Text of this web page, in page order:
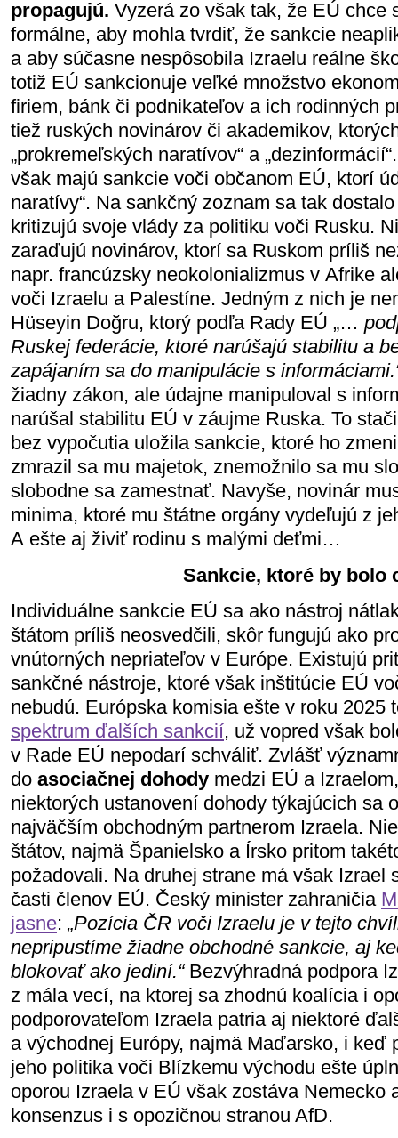
propagujú. Vyzerá zo však tak, že EÚ chce
formálne, aby mohla tvrdiť, že sankcie
a aby súčasne nespôsobila Izraelu reálne
totiž EÚ sankcionuje veľké množstvo
firiem, bánk či podnikateľov a ich rodinných
tiež ruských novinárov či akademikov,
„prokremeľských naratívov“ a
však majú sankcie voči občanom EÚ, ktorí
naratívy“. Na sankčný zoznam sa tak
kritizujú svoje vlády za politiku voči Rusku.
zaraďujú novinárov, ktorí sa Ruskom príliš
napr. francúzsky neokolonializmus v Afrike
voči Izraelu a Palestíne. Jedným z nich je
Hüseyin Doğru, ktorý podľa Rady EÚ „…
Ruskej federácie, ktoré narúšajú stabilitu a
zapájaním sa do manipulácie s
žiadny zákon, ale údajne manipuloval s
narúšal stabilitu EÚ v záujme Ruska. To
bez vypočutia uložila sankcie, ktoré ho
zmrazil sa mu majetok, znemožnilo sa mu
slobodne sa zamestnať. Navyše, novinár
minima, ktoré mu štátne orgány vydeľujú z
A ešte aj živiť rodinu s malými deťmi…
Sankcie, ktoré by bolo
Individuálne sankcie EÚ sa ako nástroj
štátom príliš neosvedčili, skôr fungujú ako
vnútorných nepriateľov v Európe. Existujú
sankčné nástroje, ktoré však inštitúcie EÚ
nebudú. Európska komisia ešte v roku 2025
spektrum ďalších sankcií, už vopred však
v Rade EÚ nepodarí schváliť. Zvlášť
do asociačnej dohody medzi EÚ a
niektorých ustanovení dohody týkajúcich sa
najväčším obchodným partnerom Izraela.
štátov, najmä Španielsko a Írsko pritom
požadovali. Na druhej strane má však Izrael
časti členov EÚ. Český minister zahraničia
jasne: „Pozícia ČR voči Izraelu je v tejto
nepripustíme žiadne obchodné sankcie, aj
blokovať ako jediní.“Bezvýhradná podpora
z mála vecí, na ktorej sa zhodnú koalícia i
podporovateľom Izraela patria aj niektoré
a východnej Európy, najmä Maďarsko, i keď
jeho politika voči Blízkemu východu ešte
oporou Izraela v EÚ však zostáva Nemecko
konsenzus i s opozičnou stranou AfD.